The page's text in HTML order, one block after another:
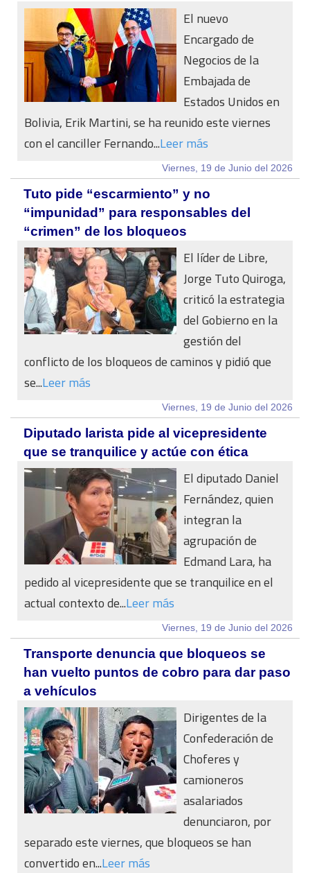
El nuevo
Encargado de
Negocios de la
Embajada de
Estados Unidos en
Bolivia, Erik Martini, se ha reunido este viernes
con el canciller Fernando...Leer más
Viernes, 19 de Junio del 2026
Tuto pide “escarmiento” y no
“impunidad” para responsables del
“crimen” de los bloqueos
El líder de Libre,
Jorge Tuto Quiroga,
criticó la estrategia
del Gobierno en la
gestión del
conflicto de los bloqueos de caminos y pidió que
se...Leer más
Viernes, 19 de Junio del 2026
Diputado larista pide al vicepresidente
que se tranquilice y actúe con ética
El diputado Daniel
Fernández, quien
integran la
agrupación de
Edmand Lara, ha
pedido al vicepresidente que se tranquilice en el
actual contexto de...Leer más
Viernes, 19 de Junio del 2026
Transporte denuncia que bloqueos se
han vuelto puntos de cobro para dar paso
a vehículos
Dirigentes de la
Confederación de
Choferes y
camioneros
asalariados
denunciaron, por
separado este viernes, que bloqueos se han
convertido en...Leer más